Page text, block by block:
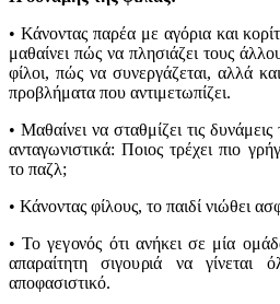
• Κάνοντας παρέα με αγόρια και
μαθαίνει πώς να πλησιάζει τους
φίλοι, πώς να συνεργάζεται, αλλά
προβλήματα που αντιμετωπίζει.
• Μαθαίνει να σταθμίζει τις
ανταγωνιστικά: Ποιος τρέχει πιο
το παζλ;
• Κάνοντας φίλους, το παιδί νιώθει
• Το γεγονός ότι ανήκει σε μία
απαραίτητη σιγουριά να
αποφασιστικό.